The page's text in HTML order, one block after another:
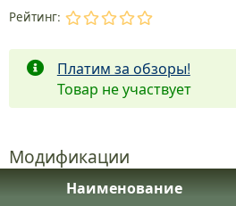
Рейтинг:
Платим за обзоры!
Товар не участвует
Модификации
Наименование